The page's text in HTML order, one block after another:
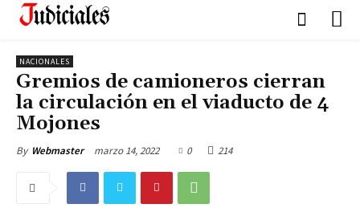
NACIONALES
Gremios de camioneros cierran
la circulación en el viaducto de 4
Mojones
By Webmaster marzo 14, 2022 0 214